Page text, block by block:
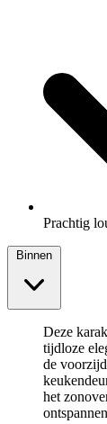
Prachtig
Deze
tijdloze
de
het